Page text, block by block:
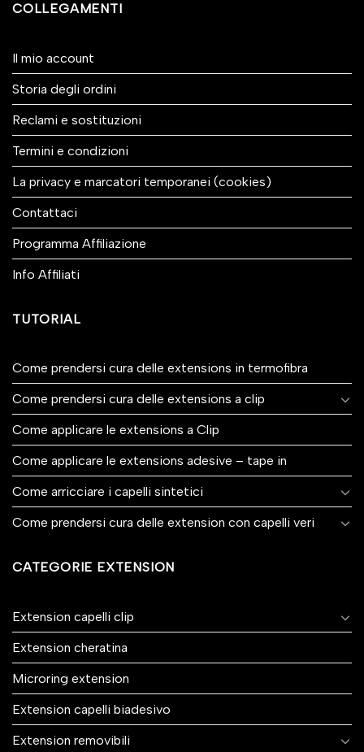
COLLEGAMENTI
Il mio account
Storia degli ordini
Reclami e sostituzioni
Termini e condizioni
La privacy e marcatori temporanei (cookies)
Contattaci
Programma Affiliazione
Info Affiliati
TUTORIAL
Come prendersi cura delle extensions in termofibra
Come prendersi cura delle extensions a clip
Come applicare le extensions a Clip
Come applicare le extensions adesive – tape in
Come arricciare i capelli sintetici
Come prendersi cura delle extension con capelli veri
CATEGORIE EXTENSION
Extension capelli clip
Extension cheratina
Microring extension
Extension capelli biadesivo
Extension removibili